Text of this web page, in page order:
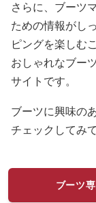
さらに、ブーツ
ための情報がし
ピングを楽しむ
おしゃれなブー
サイトです。
ブーツに興味の
チェックしてみ
ブーツ